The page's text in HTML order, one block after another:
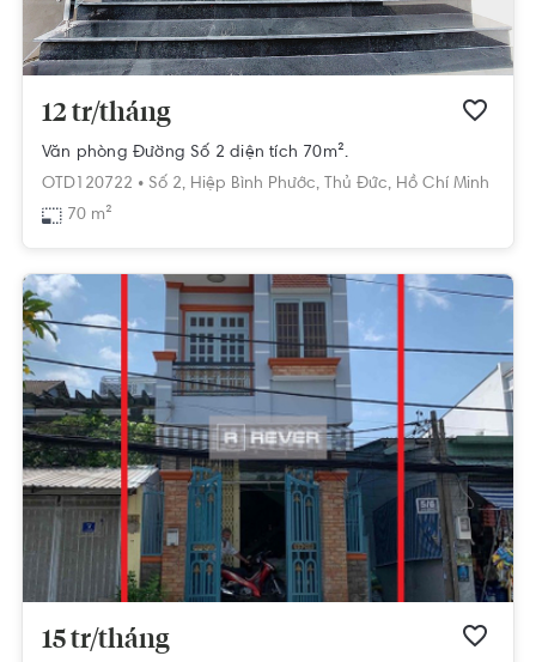
12 tr/tháng
Văn phòng Đường Số 2 diện tích 70m².
OTD120722 • Số 2, Hiệp Bình Phước, Thủ Đức, Hồ Chí Minh
70 m²
15 tr/tháng